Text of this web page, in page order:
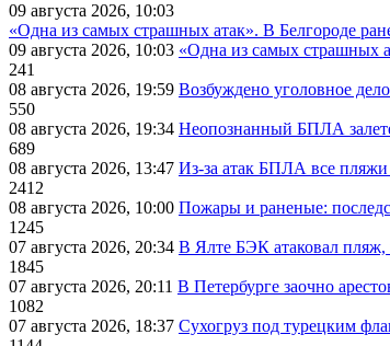
09 августа 2026, 10:03
«Одна из самых страшных атак». В Белгороде
09 августа 2026, 10:03 «Одна из самых страшных
241
08 августа 2026, 19:59 Возбуждено уголовное
550
08 августа 2026, 19:34 Неопознанный БПЛА
689
08 августа 2026, 13:47 Из-за атак БПЛА все
2412
08 августа 2026, 10:00 Пожары и раненые:
1245
07 августа 2026, 20:34 В Ялте БЭК атаковал
1845
07 августа 2026, 20:11 В Петербурге заочно
1082
07 августа 2026, 18:37 Сухогруз под турецким